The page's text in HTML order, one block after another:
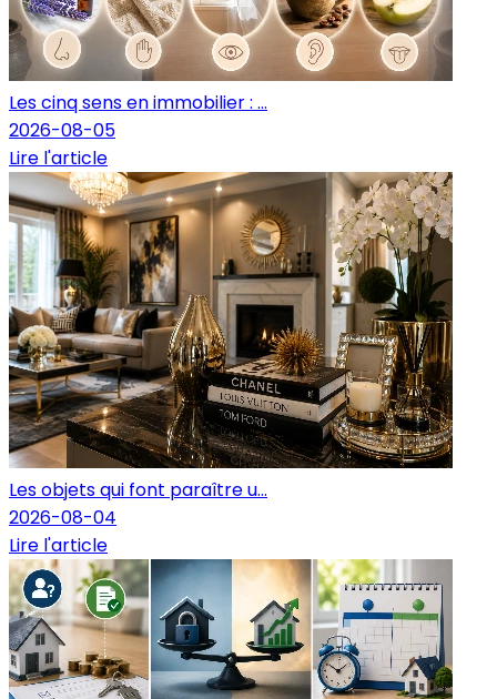
Les cinq sens en immobilier : ...
2026-08-05
Lire l'article
Les objets qui font paraître u...
2026-08-04
Lire l'article